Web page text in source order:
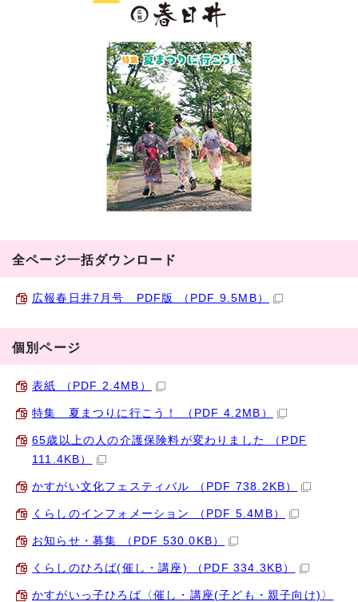
全ページ一括ダウンロード
広報春日井7月号 PDF版 （PDF 9.5MB）
個別ページ
表紙 （PDF 2.4MB）
特集 夏まつりに行こう！ （PDF 4.2MB）
65歳以上の人の介護保険料が変わりました （PDF
111.4KB）
かすがい文化フェスティバル （PDF 738.2KB）
くらしのインフォメーション （PDF 5.4MB）
お知らせ・募集 （PDF 530.0KB）
くらしのひろば(催し・講座) （PDF 334.3KB）
かすがいっ子ひろば〈催し・講座(子ども・親子向け)〉